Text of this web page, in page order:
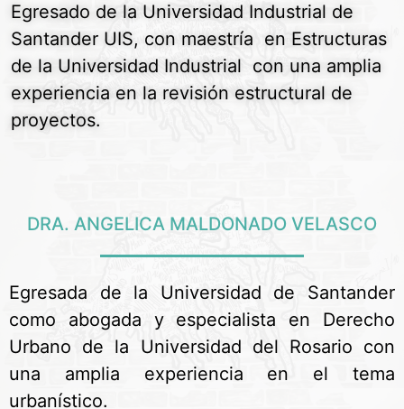
Egresado de la Universidad Industrial de
Santander UIS, con maestría en Estructuras
de la Universidad Industrial con una amplia
experiencia en la revisión estructural de
proyectos.
DRA. ANGELICA MALDONADO VELASCO
Egresada de la Universidad de Santander
como abogada y especialista en Derecho
Urbano de la Universidad del Rosario con
una amplia experiencia en el tema
urbanístico.